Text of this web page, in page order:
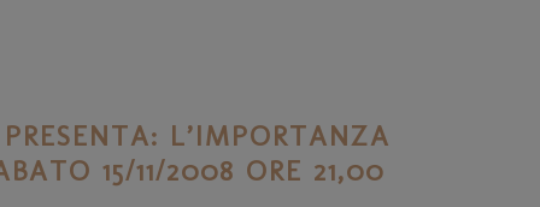
L’IMPORTANZA
15/11/2008 ORE 21,00